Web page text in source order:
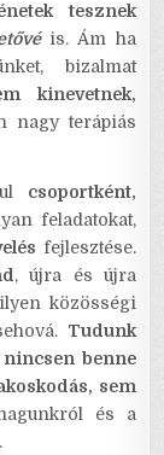
tesznek
is. Ám ha
bizalmat
kinevetnek,
nagy terápiás
csoportként,
feladatokat,
fejlesztése.
, újra és újra
közösségi
Tudunk
benne
sem
és a